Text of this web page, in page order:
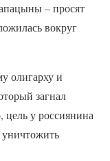
– просят
вокруг
олигарху и
загнал
у россиянина
уничтожить